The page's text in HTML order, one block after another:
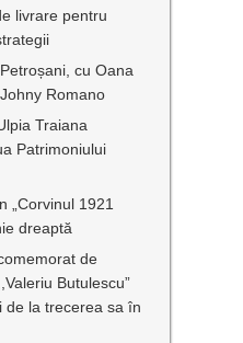
livrare pentru
cu Oana
Romano
Traiana
Patrimoniului
„Corvinul 1921
dreaptă
de
Butulescu”
de la trecerea sa în